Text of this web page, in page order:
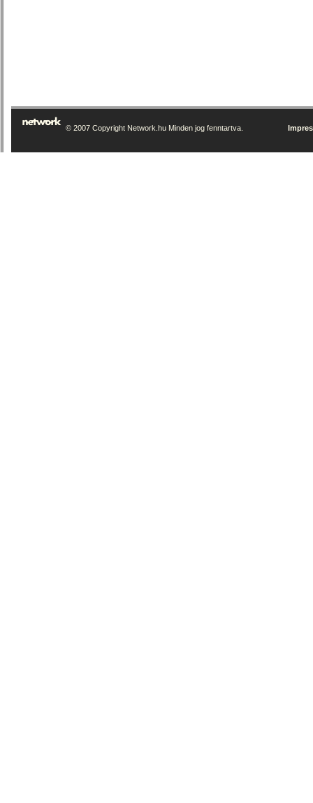
© 2007 Copyright Network.hu Minden jog fenntartva.